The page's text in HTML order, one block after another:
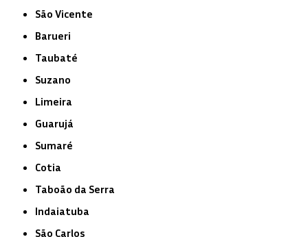
São Vicente
Barueri
Taubaté
Suzano
Limeira
Guarujá
Sumaré
Cotia
Taboão da Serra
Indaiatuba
São Carlos